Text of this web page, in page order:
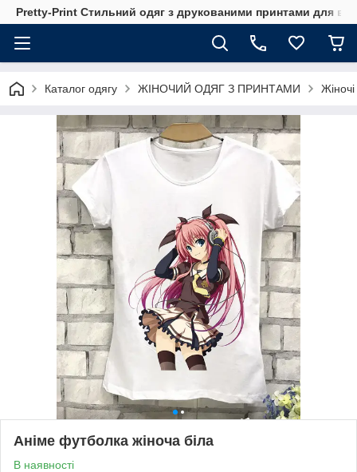
Pretty-Print Стильний одяг з друкованими принтами для
Каталог одягу ЖІНОЧИЙ ОДЯГ З ПРИНТАМИ
Аніме футболка жіноча біла
В наявності